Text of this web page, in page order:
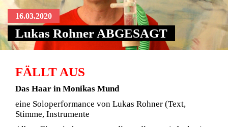
16.03.2020
Lukas Rohner ABGESAGT
FÄLLT AUS
Das Haar in Monikas Mund
eine Soloperformance von Lukas Rohner (Text,
Stimme, Instrumente